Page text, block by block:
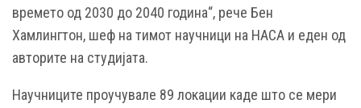
времето од 2030 до 2040 година“, рече Бен
Хамлингтон, шеф на тимот научници на НАСА и еден од
авторите на студијата.
Научниците проучувале 89 локации каде што се мери